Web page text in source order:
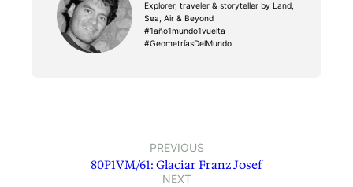
Explorer, traveler & storyteller by Land,
Sea, Air & Beyond
#1año1mundo1vuelta
#GeometríasDelMundo
PREVIOUS
80P1VM/61: Glaciar Franz Josef
NEXT